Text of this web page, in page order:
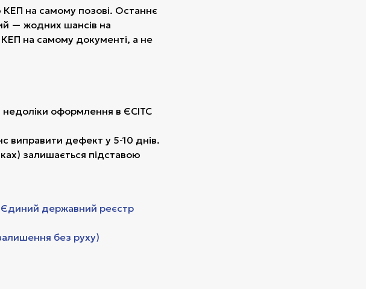
КЕП на самому позові. Останнє
— жодних шансів на
на самому документі, а не
недоліки оформлення в ЄСІТС
виправити дефект у 5-10 днів.
залишається підставою
Єдиний державний реєстр
без руху)